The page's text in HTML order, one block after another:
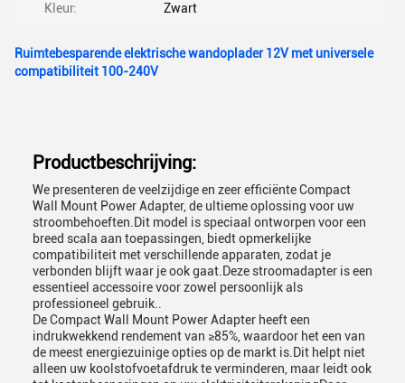
Kleur: Zwart
Ruimtebesparende elektrische wandoplader 12V met universele
compatibiliteit 100-240V
Productbeschrijving:
We presenteren de veelzijdige en zeer efficiënte Compact
Wall Mount Power Adapter, de ultieme oplossing voor uw
stroombehoeften.Dit model is speciaal ontworpen voor een
breed scala aan toepassingen, biedt opmerkelijke
compatibiliteit met verschillende apparaten, zodat je
verbonden blijft waar je ook gaat.Deze stroomadapter is een
essentieel accessoire voor zowel persoonlijk als
professioneel gebruik..
De Compact Wall Mount Power Adapter heeft een
indrukwekkend rendement van ≥85%, waardoor het een van
de meest energiezuinige opties op de markt is.Dit helpt niet
alleen uw koolstofvoetafdruk te verminderen, maar leidt ook